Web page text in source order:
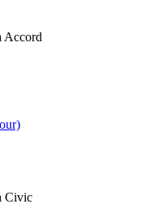
Accord
Civic